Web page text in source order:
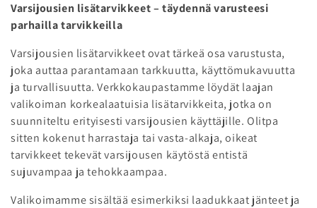
k
o
e
l
m
a
:
Varsijousien lisätarvikkeet – täydennä varusteesi
parhailla tarvikkeilla
Varsijousien lisätarvikkeet ovat tärkeä osa varustusta,
joka auttaa parantamaan tarkkuutta, käyttömukavuutta
ja turvallisuutta. Verkkokaupastamme löydät laajan
valikoiman korkealaatuisia lisätarvikkeita, jotka on
suunniteltu erityisesti varsijousien käyttäjille. Olitpa
sitten kokenut harrastaja tai vasta-alkaja, oikeat
tarvikkeet tekevät varsijousen käytöstä entistä
sujuvampaa ja tehokkaampaa.
Valikoimamme sisältää esimerkiksi laadukkaat jänteet ja